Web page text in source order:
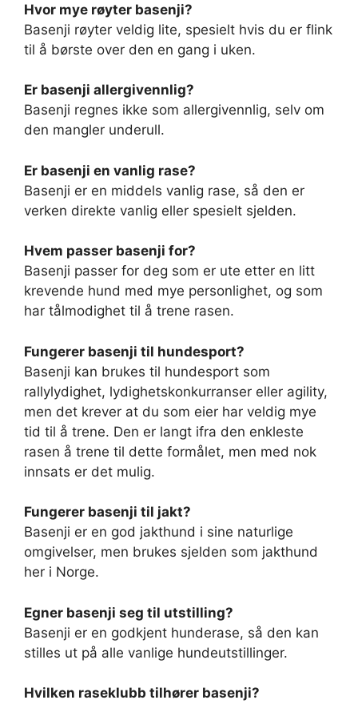
Hvor mye røyter basenji?
Basenji røyter veldig lite, spesielt hvis du er flink
til å børste over den en gang i uken.
Er basenji allergivennlig?
Basenji regnes ikke som allergivennlig, selv om
den mangler underull.
Er basenji en vanlig rase?
Basenji er en middels vanlig rase, så den er
verken direkte vanlig eller spesielt sjelden.
Hvem passer basenji for?
Basenji passer for deg som er ute etter en litt
krevende hund med mye personlighet, og som
har tålmodighet til å trene rasen.
Fungerer basenji til hundesport?
Basenji kan brukes til hundesport som
rallylydighet, lydighetskonkurranser eller agility,
men det krever at du som eier har veldig mye
tid til å trene. Den er langt ifra den enkleste
rasen å trene til dette formålet, men med nok
innsats er det mulig.
Fungerer basenji til jakt?
Basenji er en god jakthund i sine naturlige
omgivelser, men brukes sjelden som jakthund
her i Norge.
Egner basenji seg til utstilling?
Basenji er en godkjent hunderase, så den kan
stilles ut på alle vanlige hundeutstillinger.
Hvilken raseklubb tilhører basenji?